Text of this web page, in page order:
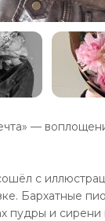
—
с
Бархатные
пудры и сирени